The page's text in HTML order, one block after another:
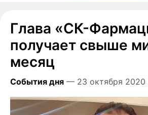
Глава «СК-
получает свыше
месяц
События дня — 23 октября 2020